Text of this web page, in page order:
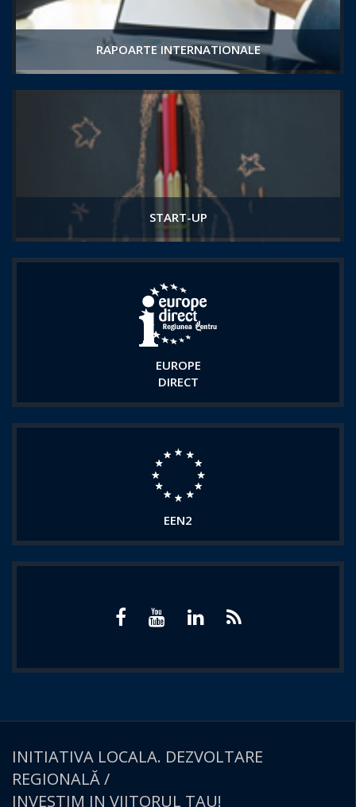
RAPOARTE INTERNATIONALE
START-UP
EUROPE
DIRECT
EEN2
INITIATIVA LOCALA. DEZVOLTARE
REGIONALĂ /
INVESTIM IN VIITORUL TAU!